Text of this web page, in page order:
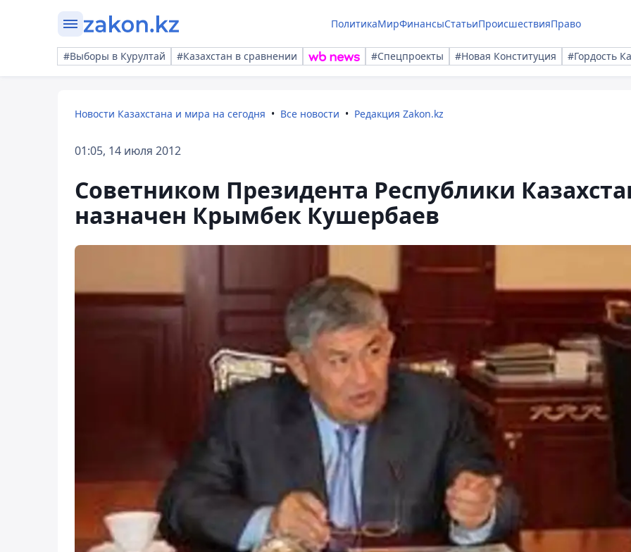
ПолитикаМирФинансыСтатьиПроисшествияПраво
#Выборы в Курултай #Казахстан в сравнении #Спецпроекты #Новая Конституция #Гордость
Новости Казахстана и мира на сегодня Все новости Редакция Zakon.kz
01:05, 14 июля 2012
Советником Президента Республики
назначен Крымбек Кушербаев